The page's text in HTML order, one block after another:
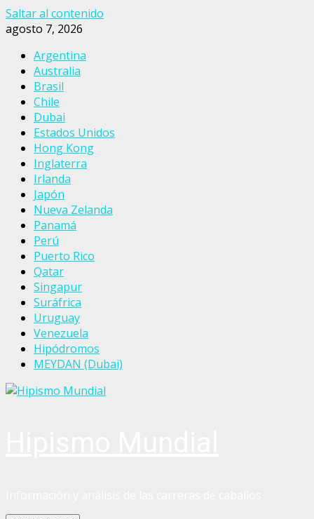
Saltar al contenido
agosto 7, 2026
Argentina
Australia
Brasil
Chile
Dubai
Estados Unidos
Hong Kong
Inglaterra
Irlanda
Japón
Nueva Zelanda
Panamá
Perú
Puerto Rico
Qatar
Singapur
Suráfrica
Uruguay
Venezuela
Hipódromos
MEYDAN (Dubai)